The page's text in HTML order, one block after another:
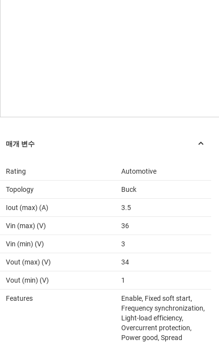
Rating Automotive
Topology Buck
Iout (max) (A) 3.5
Vin (max) (V) 36
Vin (min) (V) 3
Vout (max) (V) 34
Vout (min) (V) 1
Features
Enable, Fixed soft start,
Frequency synchronization,
Light-load efficiency,
Overcurrent protection,
Power good, Spread